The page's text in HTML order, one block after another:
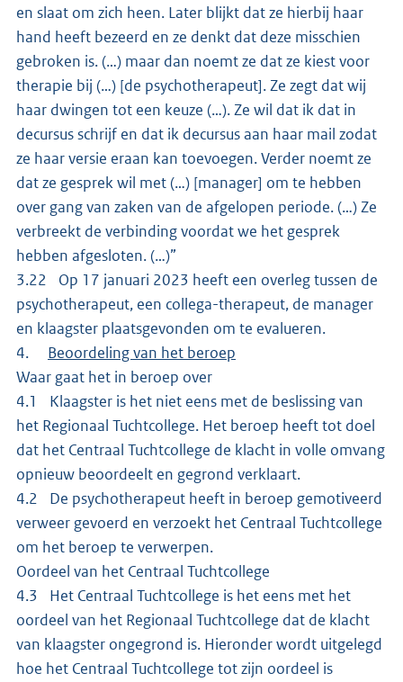
en slaat om zich heen. Later blijkt dat ze hierbij haar
hand heeft bezeerd en ze denkt dat deze misschien
gebroken is. (…) maar dan noemt ze dat ze kiest voor
therapie bij (…) [de psychotherapeut]. Ze zegt dat wij
haar dwingen tot een keuze (…). Ze wil dat ik dat in
decursus schrijf en dat ik decursus aan haar mail zodat
ze haar versie eraan kan toevoegen. Verder noemt ze
dat ze gesprek wil met (…) [manager] om te hebben
over gang van zaken van de afgelopen periode. (…) Ze
verbreekt de verbinding voordat we het gesprek
hebben afgesloten. (…)”
3.22 Op 17 januari 2023 heeft een overleg tussen de
psychotherapeut, een collega-therapeut, de manager
en klaagster plaatsgevonden om te evalueren.
4. Beoordeling van het beroep
Waar gaat het in beroep over
4.1 Klaagster is het niet eens met de beslissing van
het Regionaal Tuchtcollege. Het beroep heeft tot doel
dat het Centraal Tuchtcollege de klacht in volle omvang
opnieuw beoordeelt en gegrond verklaart.
4.2 De psychotherapeut heeft in beroep gemotiveerd
verweer gevoerd en verzoekt het Centraal Tuchtcollege
om het beroep te verwerpen.
Oordeel van het Centraal Tuchtcollege
4.3 Het Centraal Tuchtcollege is het eens met het
oordeel van het Regionaal Tuchtcollege dat de klacht
van klaagster ongegrond is. Hieronder wordt uitgelegd
hoe het Centraal Tuchtcollege tot zijn oordeel is